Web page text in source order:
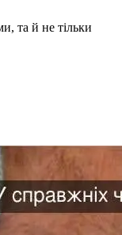
та й не тільки